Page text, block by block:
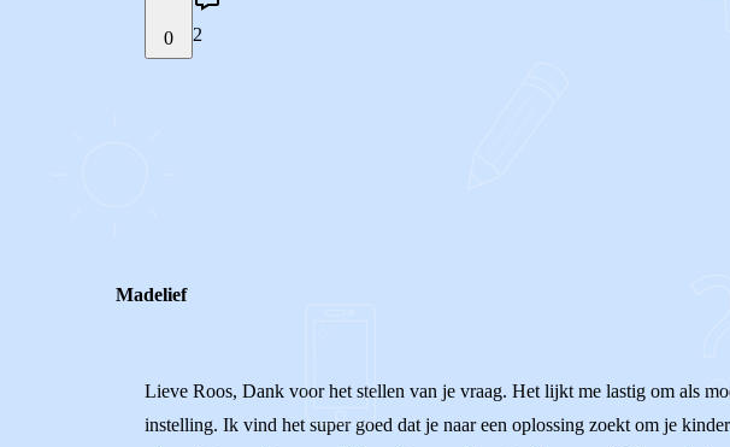
0 2
Madelief
Lieve Roos, Dank voor het stellen van je vraag. Het lijkt me lastig om als
instelling. Ik vind het super goed dat je naar een oplossing zoekt om je